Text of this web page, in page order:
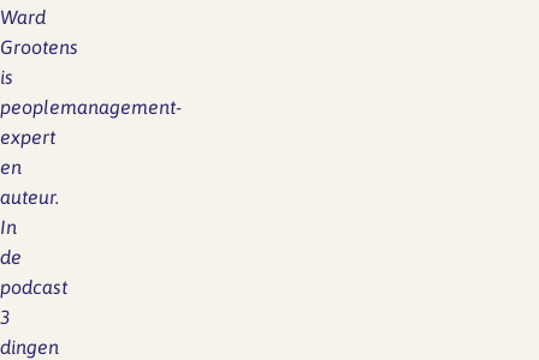
Ward
Grootens
is
peoplemanagement-
expert
en
auteur.
In
de
podcast
3
dingen